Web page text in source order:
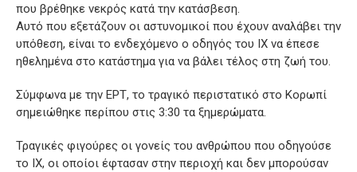
που βρέθηκε νεκρός κατά την κατάσβεση.
Αυτό που εξετάζουν οι αστυνομικοί που έχουν αναλάβει την
υπόθεση, είναι το ενδεχόμενο ο οδηγός του ΙΧ να έπεσε
ηθελημένα στο κατάστημα για να βάλει τέλος στη ζωή του.
Σύμφωνα με την ΕΡΤ, το τραγικό περιστατικό στο Κορωπί
σημειώθηκε περίπου στις 3:30 τα ξημερώματα.
Τραγικές φιγούρες οι γονείς του ανθρώπου που οδηγούσε
το ΙΧ, οι οποίοι έφτασαν στην περιοχή και δεν μπορούσαν